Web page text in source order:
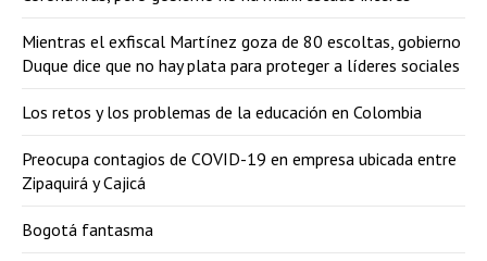
Mientras el exfiscal Martínez goza de 80 escoltas, gobierno
Duque dice que no hay plata para proteger a líderes sociales
Los retos y los problemas de la educación en Colombia
Preocupa contagios de COVID-19 en empresa ubicada entre
Zipaquirá y Cajicá
Bogotá fantasma